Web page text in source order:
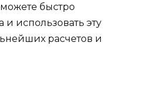
быстро
и использовать эту
расчетов и